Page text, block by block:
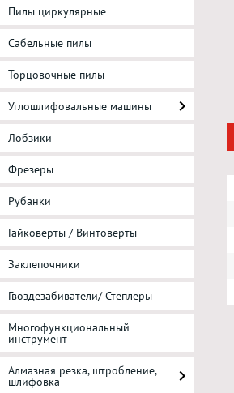
Пилы циркулярные
Сабельные пилы
Торцовочные пилы
Углошлифовальные машины
Лобзики
Фрезеры
Рубанки
Гайковерты / Винтоверты
Заклепочники
Гвоздезабиватели/ Степлеры
Многофункциональный
инструмент
Алмазная резка, штробление,
шлифовка